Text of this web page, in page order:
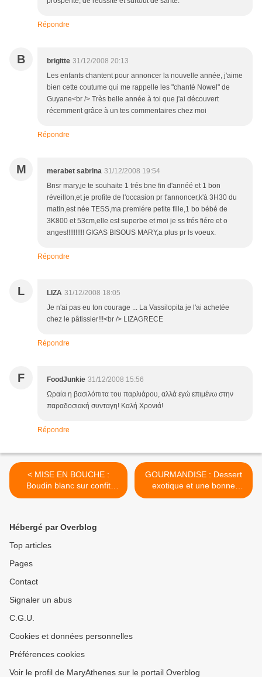
Répondre
B brigitte 31/12/2008 20:13
Les enfants chantent pour annoncer la nouvelle année, j'aime
bien cette coutume qui me rappelle les "chanté Nowel" de
Guyane<br /> Très belle année à toi que j'ai découvert
récemment grâce à un tes commentaires chez moi
Répondre
M merabet sabrina 31/12/2008 19:54
Bnsr mary,je te souhaite 1 trés bne fin d'annéé et 1 bon
réveillon,et je profite de l'occasion pr t'annoncer,k'à 3H30 du
matin,est née TESS,ma premiére petite fille,1 bo bébé de
3K800 et 53cm,elle est superbe et moi je ss trés fiére et o
anges!!!!!!!!!! GIGAS BISOUS MARY,a plus pr ls voeux.
Répondre
L LIZA 31/12/2008 18:05
Je n'ai pas eu ton courage ... La Vassilopita je l'ai achetée
chez le pâtissier!!!<br /> LIZAGRECE
Répondre
F FoodJunkie 31/12/2008 15:56
Ωραία η βασιλόπιτα του παρλιάρου, αλλά εγώ επιμένω στην
παραδοσιακή συνταγη! Καλή Χρονιά!
Répondre
< MISE EN BOUCHE :
Boudin blanc sur confit
d'oignons et pommes
GOURMANDISE : Dessert
exotique et une bonne
année >
Hébergé par Overblog
Top articles
Pages
Contact
Signaler un abus
C.G.U.
Cookies et données personnelles
Préférences cookies
Voir le profil de MaryAthenes sur le portail Overblog